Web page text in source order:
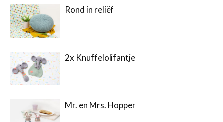
Rond in reliëf
2x Knuffelolifantje
Mr. en Mrs. Hopper